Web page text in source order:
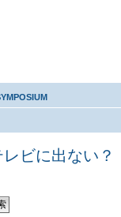
ビに出ない？